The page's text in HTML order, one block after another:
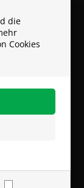
die
Cookies